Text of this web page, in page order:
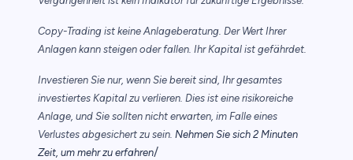
Copy-Trading ist keine Anlageberatung. Der Wert Ihrer
Anlagen kann steigen oder fallen. Ihr Kapital ist gefährdet.
Investieren Sie nur, wenn Sie bereit sind, Ihr gesamtes
investiertes Kapital zu verlieren. Dies ist eine risikoreiche
Anlage, und Sie sollten nicht erwarten, im Falle eines
Verlustes abgesichert zu sein. Nehmen Sie sich 2 Minuten
Zeit, um mehr zu erfahren/